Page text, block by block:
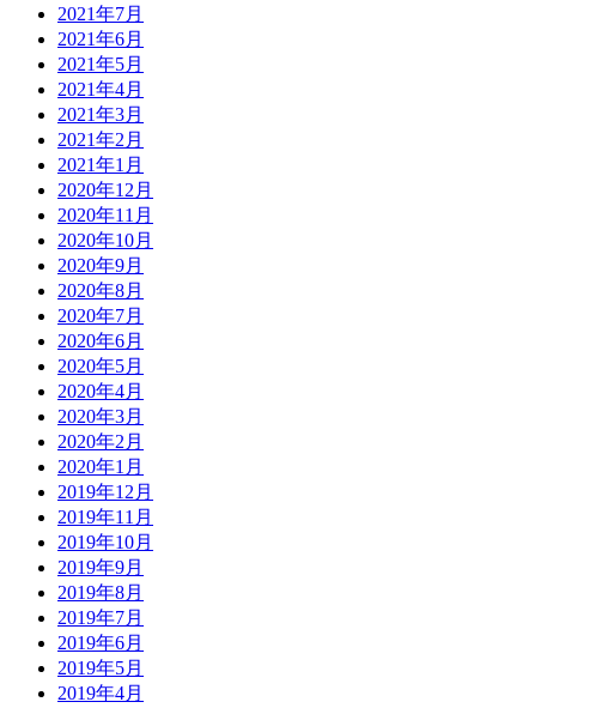
2021年7月
2021年6月
2021年5月
2021年4月
2021年3月
2021年2月
2021年1月
2020年12月
2020年11月
2020年10月
2020年9月
2020年8月
2020年7月
2020年6月
2020年5月
2020年4月
2020年3月
2020年2月
2020年1月
2019年12月
2019年11月
2019年10月
2019年9月
2019年8月
2019年7月
2019年6月
2019年5月
2019年4月